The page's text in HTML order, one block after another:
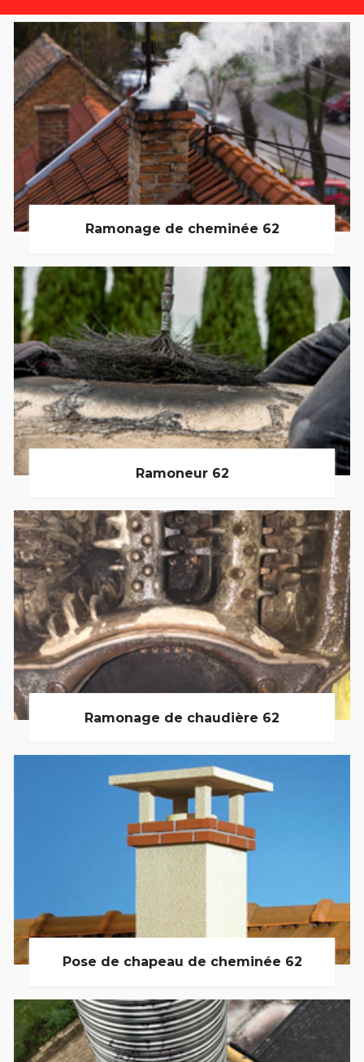
Ramonage de cheminée 62
Ramoneur 62
Ramonage de chaudière 62
Pose de chapeau de cheminée 62